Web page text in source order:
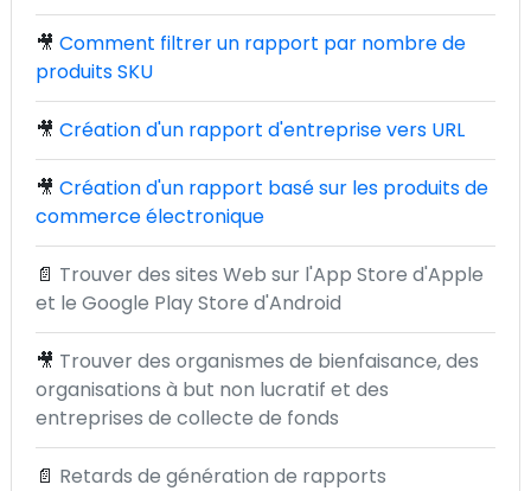
🎥 Comment filtrer un rapport par nombre de
produits SKU
🎥 Création d'un rapport d'entreprise vers URL
🎥 Création d'un rapport basé sur les produits de
commerce électronique
📄 Trouver des sites Web sur l'App Store d'Apple
et le Google Play Store d'Android
🎥 Trouver des organismes de bienfaisance, des
organisations à but non lucratif et des
entreprises de collecte de fonds
📄 Retards de génération de rapports